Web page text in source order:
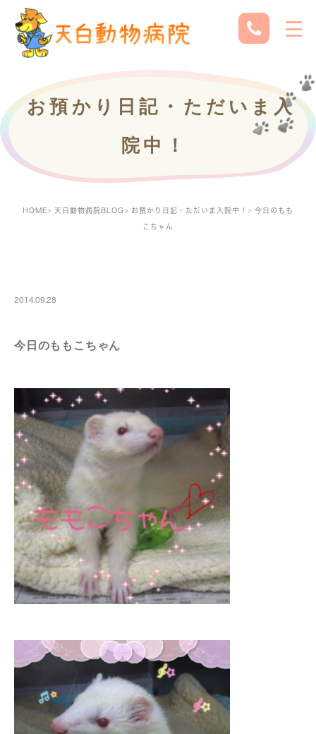
お預かり日記・ただいま入
院中！
HOME 天白動物病院BLOG お預かり日記・ただいま入院中！ 今日のもも
こちゃん
2014.09.28
今日のももこちゃん